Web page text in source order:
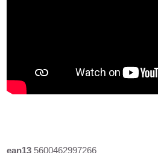
ean13 5600462997266